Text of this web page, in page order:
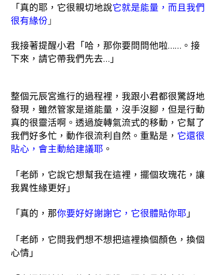
「真的耶，它很親切地說它就是能量，而且我們
很有緣份 」
我接著提醒小君「哈，那你要問問他啦……。接
下來，請它帶我們先去…」
整個元辰宮進行的過程裡，我跟小君都很驚訝地
發現，雖然管家是道能量，沒手沒腳，但是行動
真的很靈活啊。透過旋轉氣流式的移動，它幫了
我們好多忙，動作很流利自然。重點是， 它還很
貼心，會主動給建議耶 。
「老師，它說它想幫我在這裡，擺個玫瑰花，讓
我異性緣更好」
「真的，那你要好好謝謝它，它很體貼你耶 」
「老師，它問我們想不想把這裡換個顏色，換個
心情」